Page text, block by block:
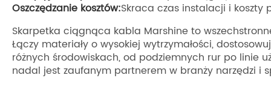
Oszczędzanie kosztów:Skraca czas instalacji i koszty
Skarpetka ciągnąca kabla Marshine to
Łączy materiały o wysokiej wytrzymałości,
różnych środowiskach, od podziemnych rur po linie
nadal jest zaufanym partnerem w branży narzędzi i